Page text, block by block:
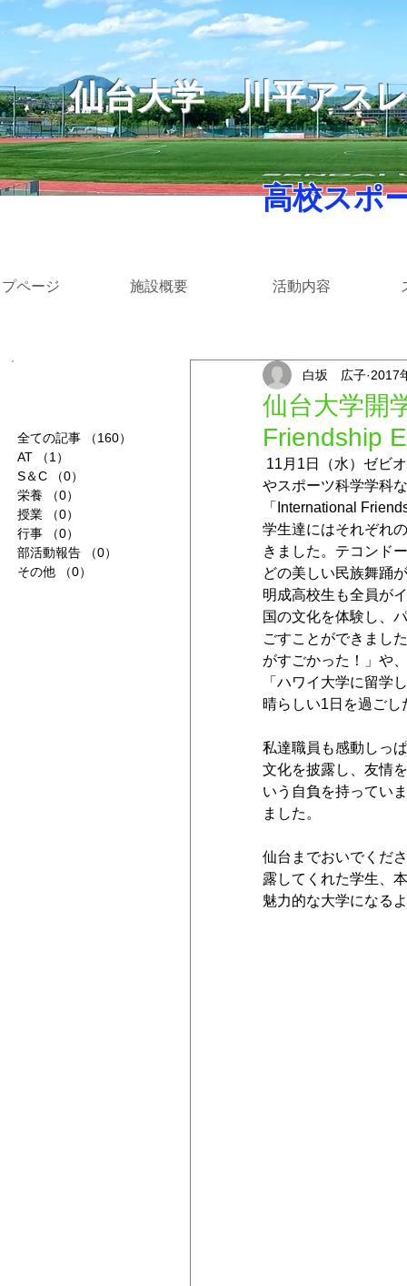
仙台大学川平アス
高校スポ
ページ 施設概要 活動内容
全ての記事 （160）
AT
（1）
S＆C
（0）
栄養
（0）
授業
（0）
行事
（0）
部活動報告
（0）
その他
（0）
仙台大学開
Friendship
白坂 広子 2017
やスポーツ科学学科
「International
学生達にはそれぞれ
きました。テコンド
どの美しい民族舞踊
明成高校生も全員が
国の文化を体験し、
ごすことができまし
がすごかった！」や
「ハワイ大学に留学
晴らしい1日を過ごし
私達職員も感動しっ
文化を披露し、友情
いう自負を持ってい
ました。
仙台までおいでくだ
露してくれた学生、
魅力的な大学になる